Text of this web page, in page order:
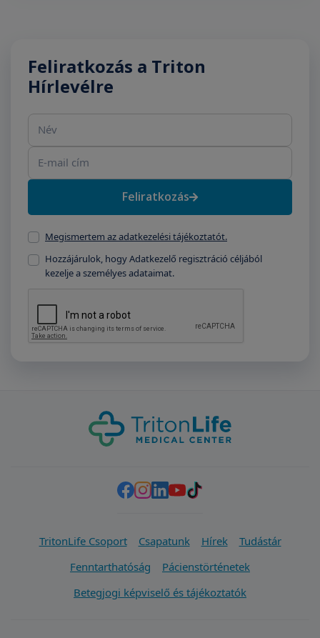
Feliratkozás a Triton
Hírlevélre
Név
E-mail cím
Feliratkozás
Megismertem az adatkezelési tájékoztatót.
Hozzájárulok, hogy Adatkezelő regisztráció céljából
kezelje a személyes adataimat.
TritonLife Csoport Csapatunk Hírek
Tudástár
Fenntarthatóság
Pácienstörténetek
Betegjogi képviselő és tájékoztatók